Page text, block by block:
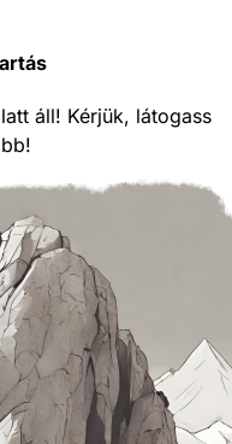
áll! Kérjük, látogass